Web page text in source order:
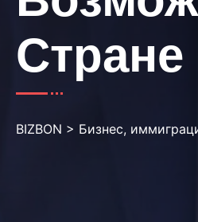
Стране
BIZBON > Бизнес,